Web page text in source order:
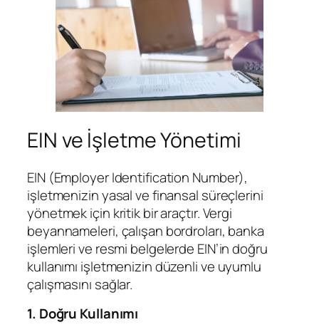
EIN ve İşletme Yönetimi
EIN (Employer Identification Number),
işletmenizin yasal ve finansal süreçlerini
yönetmek için kritik bir araçtır. Vergi
beyannameleri, çalışan bordroları, banka
işlemleri ve resmi belgelerde EIN’in doğru
kullanımı işletmenizin düzenli ve uyumlu
çalışmasını sağlar.
1. Doğru Kullanımı